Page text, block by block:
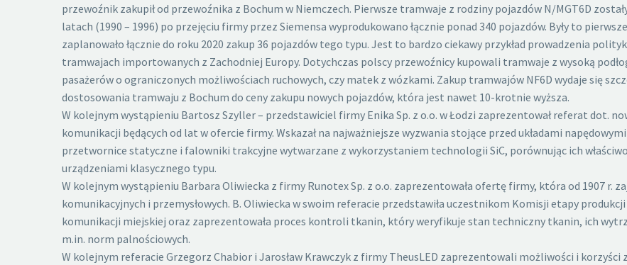
przewoźnik zakupił od przewoźnika z Bochum w Niemczech. Pierwsze tramwaje z rodziny pojazdów N/MGT6D
latach (1990 – 1996) po przejęciu firmy przez Siemensa wyprodukowano łącznie ponad 340 pojazdów. Były to
zaplanowało łącznie do roku 2020 zakup 36 pojazdów tego typu. Jest to bardzo ciekawy przykład prowadzenia
tramwajach importowanych z Zachodniej Europy. Dotychczas polscy przewoźnicy kupowali tramwaje z wysoką
pasażerów o ograniczonych możliwościach ruchowych, czy matek z wózkami. Zakup tramwajów NF6D wydaje się
dostosowania tramwaju z Bochum do ceny zakupu nowych pojazdów, która jest nawet 10-krotnie wyższa.
W kolejnym wystąpieniu Bartosz Szyller – przedstawiciel firmy Enika Sp. z o.o. w Łodzi zaprezentował referat dot.
komunikacji będących od lat w ofercie firmy. Wskazał na najważniejsze wyzwania stojące przed układami
przetwornice statyczne i falowniki trakcyjne wytwarzane z wykorzystaniem technologii SiC, porównując ich
urządzeniami klasycznego typu.
W kolejnym wystąpieniu Barbara Oliwiecka z firmy Runotex Sp. z o.o. zaprezentowała ofertę firmy, która od 1907 r.
komunikacyjnych i przemysłowych. B. Oliwiecka w swoim referacie przedstawiła uczestnikom Komisji etapy
komunikacji miejskiej oraz zaprezentowała proces kontroli tkanin, który weryfikuje stan techniczny tkanin, ich
m.in. norm palnościowych.
W kolejnym referacie Grzegorz Chabior i Jarosław Krawczyk z firmy TheusLED zaprezentowali możliwości i